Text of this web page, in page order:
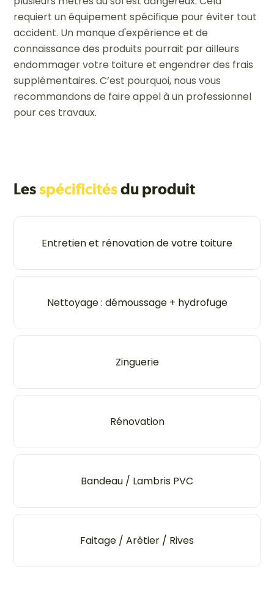
requiert un équipement spécifique pour éviter tout
accident. Un manque d'expérience et de
connaissance des produits pourrait par ailleurs
endommager votre toiture et engendrer des frais
supplémentaires.C’est pourquoi, nous vous
recommandons de faire appel à un professionnel
pour ces travaux.
Lesspécificitésdu produit
Entretien et rénovation de votre toiture
Nettoyage : démoussage + hydrofuge
Zinguerie
Rénovation
Bandeau / Lambris PVC
Faitage / Arêtier / Rives